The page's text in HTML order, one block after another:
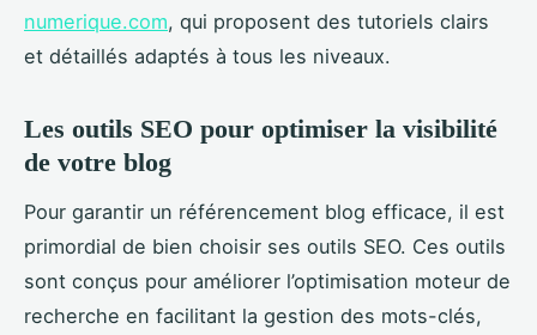
numerique.com, qui proposent des tutoriels clairs
et détaillés adaptés à tous les niveaux.
Les outils SEO pour optimiser la visibilité
de votre blog
Pour garantir un référencement blog efficace, il est
primordial de bien choisir ses outils SEO. Ces outils
sont conçus pour améliorer l’optimisation moteur de
recherche en facilitant la gestion des mots-clés,